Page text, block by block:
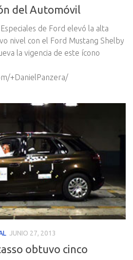
del Automóvil
de Ford elevó la alta
nivel con el Ford Mustang Shelby
la vigencia de este ícono
+DanielPanzera/
JUNIO 27, 2013
obtuvo cinco